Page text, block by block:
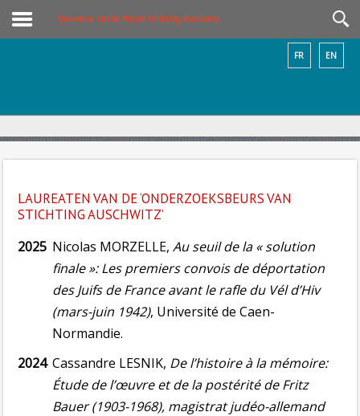
Laureaten van de Prijzen Stichting Auschwitz
EN
FR
LAUREATEN VAN DE ‘ONDERZOEKSBEURS VAN
STICHTING AUSCHWITZ’
2025 Nicolas MORZELLE, Au seuil de la « solution
finale »: Les premiers convois de déportation
des Juifs de France avant le rafle du Vél d’Hiv
(mars-juin 1942), Université de Caen-
Normandie.
2024 Cassandre LESNIK, De l’histoire à la mémoire:
Étude de l’œuvre et de la postérité de Fritz
Bauer (1903-1968), magistrat judéo-allemand